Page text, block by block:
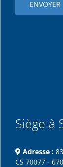
Siège à
Adresse :
CS 70077 -